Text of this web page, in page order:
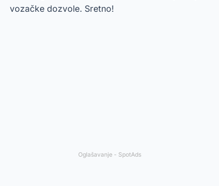
vozačke dozvole. Sretno!
Oglašavanje - SpotAds